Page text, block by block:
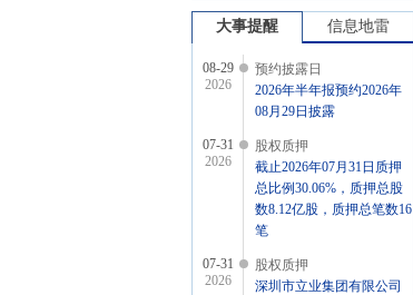
大事提醒 信息地雷
08-29
2026
预约披露日
2026年半年报预约2026年
08月29日披露
07-31
2026
股权质押
截止2026年07月31日质押
总比例30.06%，质押总股
数8.12亿股，质押总笔数16
笔
07-31
2026
股权质押
深圳市立业集团有限公司